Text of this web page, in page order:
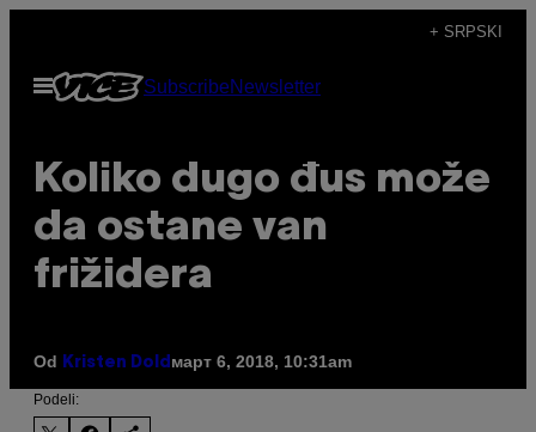
садржај
+ SRPSKI
Otvori
Meni
SubscribeNewsletter
Koliko dugo đus može
da ostane van
frižidera
Od Kristen Dold март 6, 2018, 10:31am
Podeli: